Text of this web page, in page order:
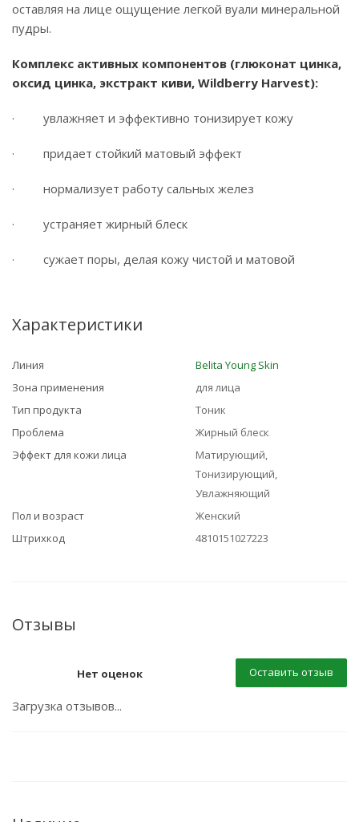
оставляя на лице ощущение легкой вуали минеральной
пудры.
Комплекс активных компонентов (глюконат цинка,
оксид цинка, экстракт киви, Wildberry Harvest):
· увлажняет и эффективно тонизирует кожу
· придает стойкий матовый эффект
· нормализует работу сальных желез
· устраняет жирный блеск
· сужает поры, делая кожу чистой и матовой
Характеристики
Линия
Belita Young Skin
Зона применения
для лица
Тип продукта
Тоник
Проблема
Жирный блеск
Эффект для кожи лица
Матирующий,
Тонизирующий,
Увлажняющий
Пол и возраст
Женский
Штрихкод
4810151027223
Отзывы
Нет оценок Оставить отзыв
Загрузка отзывов...